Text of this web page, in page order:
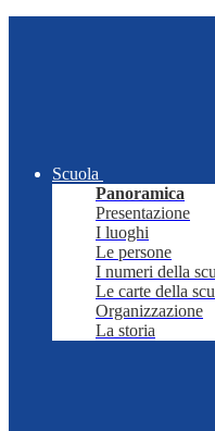
Scuola
Panoramica
Presentazione
I luoghi
Le persone
I numeri della
Le carte della
Organizzazione
La storia